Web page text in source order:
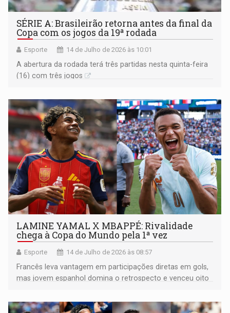
SÉRIE A: Brasileirão retorna antes da final da
Copa com os jogos da 19ª rodada
Esporte 14 de Julho de 2026 às 10:01
A abertura da rodada terá três partidas nesta quinta-feira
(16) com três jogos
LAMINE YAMAL X MBAPPÉ: Rivalidade
chega à Copa do Mundo pela 1ª vez
Esporte 14 de Julho de 2026 às 08:57
Francês leva vantagem em participações diretas em gols,
mas jovem espanhol domina o retrospecto e venceu oito